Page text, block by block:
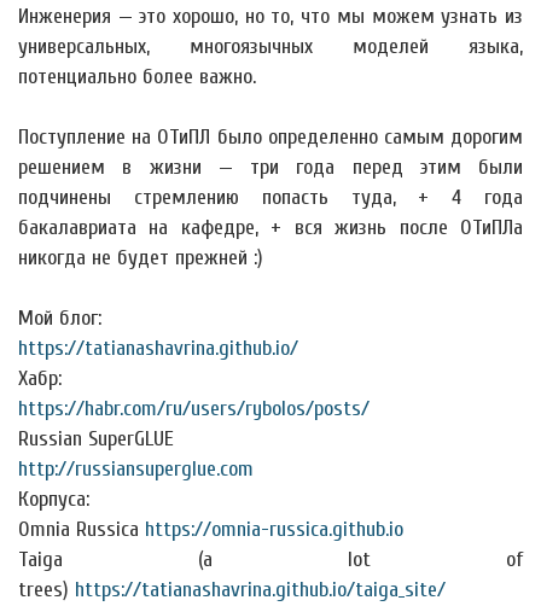
Инженерия — это хорошо, но то, что мы можем узнать из
универсальных, многоязычных моделей языка,
потенциально более важно.
Поступление на ОТиПЛ было определенно самым дорогим
решением в жизни — три года перед этим были
подчинены стремлению попасть туда, + 4 года
бакалавриата на кафедре, + вся жизнь после ОТиПЛа
никогда не будет прежней :)
Мой блог:
https://tatianashavrina.github.io/
Хабр:
https://habr.com/ru/users/rybolos/posts/
Russian SuperGLUE
http://russiansuperglue.com
Корпуса:
Omnia Russica https://omnia-russica.github.io
Taiga (a lot of
trees) https://tatianashavrina.github.io/taiga_site/